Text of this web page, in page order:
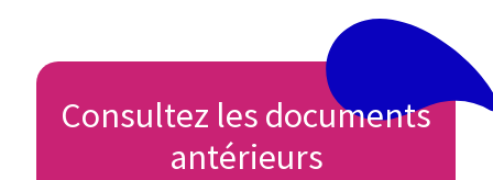
Consultez les documents
antérieurs